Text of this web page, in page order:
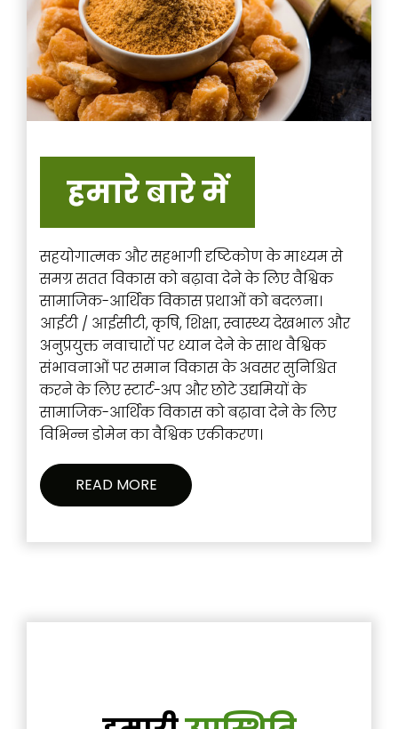
हमारे बारे में
सहयोगात्मक और सहभागी दृष्टिकोण के माध्यम से
समग्र सतत विकास को बढ़ावा देने के लिए वैश्विक
सामाजिक-आर्थिक विकास प्रथाओं को बदलना।
आईटी / आईसीटी, कृषि, शिक्षा, स्वास्थ्य देखभाल और
अनुप्रयुक्त नवाचारों पर ध्यान देने के साथ वैश्विक
संभावनाओं पर समान विकास के अवसर सुनिश्चित
करने के लिए स्टार्ट-अप और छोटे उद्यमियों के
सामाजिक-आर्थिक विकास को बढ़ावा देने के लिए
विभिन्न डोमेन का वैश्विक एकीकरण।
READ MORE